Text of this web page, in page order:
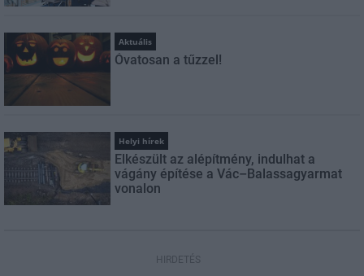
Aktuális
Óvatosan a tűzzel!
Helyi hírek
Elkészült az alépítmény, indulhat a
vágány építése a Vác–Balassagyarmat
vonalon
HIRDETÉS